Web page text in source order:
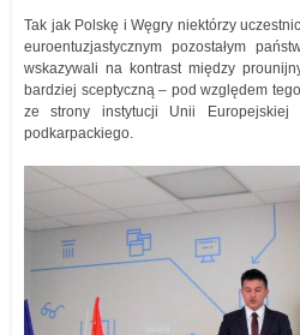
Tak jak Polskę i Węgry niektórzy
euroentuzjastycznym pozostałym
wskazywali na kontrast między
bardziej sceptyczną – pod względem
ze strony instytucji Unii Europejskiej
podkarpackiego.